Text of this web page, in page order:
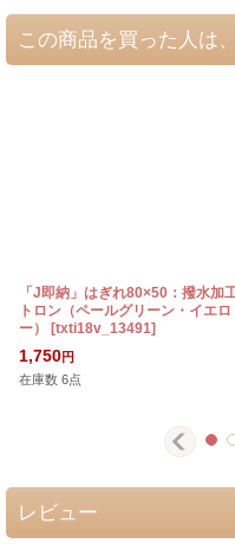
この商品を買った人は
「J即納」はぎれ80×50：撥水加
トロン（ペールグリーン・イエロ
ー）
[txti18v_13491]
1,750円
在庫数 6点
レビュー